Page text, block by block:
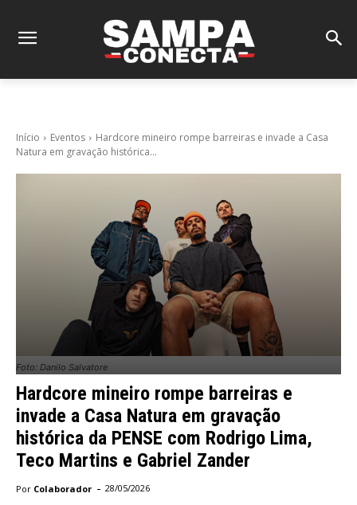
Início Eventos
Hardcore mineiro rompe barreiras e invade a Casa
Natura em gravação histórica...
Foto: Danilo Salvatore
Hardcore mineiro rompe barreiras e
invade a Casa Natura em gravação
histórica da PENSE com Rodrigo Lima,
Teco Martins e Gabriel Zander
Por Colaborador - 28/05/2026